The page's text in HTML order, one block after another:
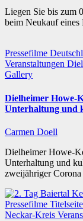
Liegen Sie bis zum
beim Neukauf
Pressefilme
Veranstaltungen
Gallery
Dielheimer Howe-
Unterhaltung und
Carmen Doell
Dielheimer Howe-
Unterhaltung und
zweijähriger
Pressefilme Titelseite
Neckar-Kreis